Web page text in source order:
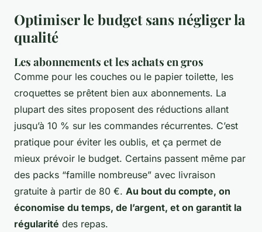
Optimiser le budget sans négliger la
qualité
Les abonnements et les achats en gros
Comme pour les couches ou le papier toilette, les
croquettes se prêtent bien aux abonnements. La
plupart des sites proposent des réductions allant
jusqu’à 10 % sur les commandes récurrentes. C’est
pratique pour éviter les oublis, et ça permet de
mieux prévoir le budget. Certains passent même par
des packs “famille nombreuse” avec livraison
gratuite à partir de 80 €. Au bout du compte, on
économise du temps, de l’argent, et on garantit la
régularité des repas.